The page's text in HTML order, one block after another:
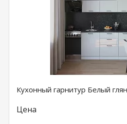
Кухонный гарнитур Белый
Цена